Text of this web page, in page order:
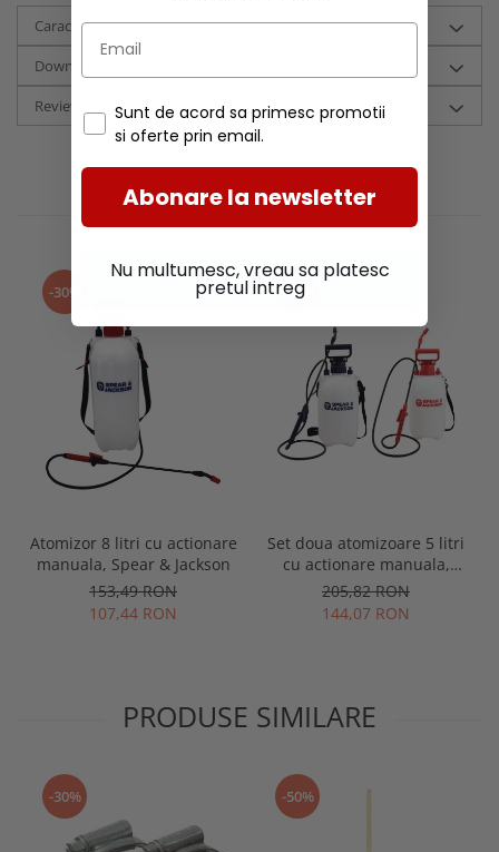
Caracteristici
Download (1)
Review-uri
(0)
RECOMANDARI
-30%
Atomizor 8 litri cu actionare
manuala, Spear & Jackson
153,49 RON
107,44 RON
-30%
Set doua atomizoare 5 litri
cu actionare manuala,
Spear & Jackson
205,82 RON
144,07 RON
PRODUSE SIMILARE
-30% -50%
Sunt de acord sa primesc promotii
si oferte prin email.
Abonare la newsletter
Nu multumesc, vreau sa platesc
pretul intreg